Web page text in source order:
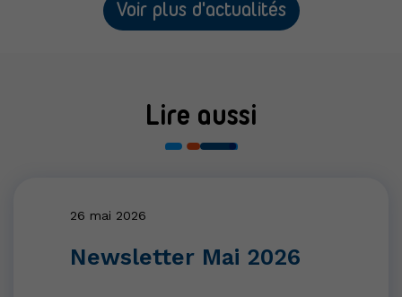
Voir plus d'actualités
Lire aussi
26 mai 2026
Newsletter Mai 2026